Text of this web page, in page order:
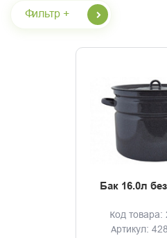
Фильтр +
Бак 16.0л
Код товара:
Артикул: